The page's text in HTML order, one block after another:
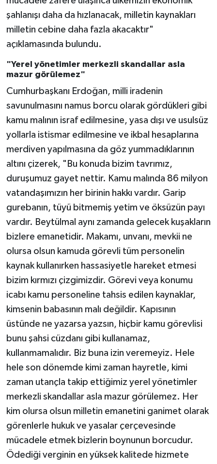
şahlanışı daha da hızlanacak, milletin kaynakları
milletin cebine daha fazla akacaktır"
açıklamasında bulundu.
"Yerel yönetimler merkezli skandallar asla
mazur görülemez"
Cumhurbaşkanı Erdoğan, milli iradenin
savunulmasını namus borcu olarak gördükleri gibi
kamu malının israf edilmesine, yasa dışı ve usulsüz
yollarla istismar edilmesine ve ikbal hesaplarına
merdiven yapılmasına da göz yummadıklarının
altını çizerek, "Bu konuda bizim tavrımız,
duruşumuz gayet nettir. Kamu malında 86 milyon
vatandaşımızın her birinin hakkı vardır. Garip
gurebanın, tüyü bitmemiş yetim ve öksüzün payı
vardır. Beytülmal aynı zamanda gelecek kuşakların
bizlere emanetidir. Makamı, unvanı, mevkii ne
olursa olsun kamuda görevli tüm personelin
kaynak kullanırken hassasiyetle hareket etmesi
bizim kırmızı çizgimizdir. Görevi veya konumu
icabı kamu personeline tahsis edilen kaynaklar,
kimsenin babasının malı değildir. Kapısının
üstünde ne yazarsa yazsın, hiçbir kamu görevlisi
bunu şahsi cüzdanı gibi kullanamaz,
kullanmamalıdır. Biz buna izin veremeyiz. Hele
hele son dönemde kimi zaman hayretle, kimi
zaman utançla takip ettiğimiz yerel yönetimler
merkezli skandallar asla mazur görülemez. Her
kim olursa olsun milletin emanetini ganimet olarak
görenlerle hukuk ve yasalar çerçevesinde
mücadele etmek bizlerin boynunun borcudur.
Ödediği verginin en yüksek kalitede hizmete